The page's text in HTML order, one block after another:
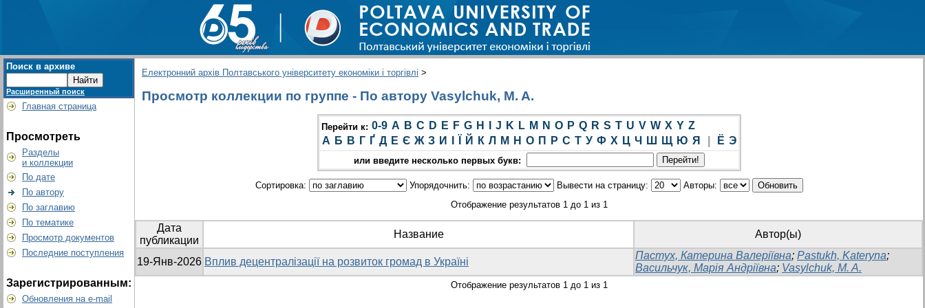
Поиск в архиве
Расширенный поиск
Главная страница
Просмотреть
Разделы
и коллекции
По дате
По автору
По заглавию
По тематике
Просмотр документов
Последние поступления
Зарегистрированным:
Обновления на e-mail
Електронний архів Полтавського університету економіки і торгівлі >
Просмотр коллекции по группе - По автору Vasylchuk, M. A.
Перейти к: 0-9 A B C D E F G H J K L M N O P Q R S T U V W X Y Z
А Б В Г Ґ Д Е Є Ж З И Й К Л М Н О П Р С Т У Ф Х Ц Ч Ш Щ Ю Я Ё Э
или введите несколько первых букв:
Сортировка: Упорядочнить: Вывести на страницу:
Авторы:
Отображение результатов 1 до 1 из 1
Дата
публикации
Название Автор(ы)
19-Янв-2026 Вплив децентралізації на розвиток громад в Україні
Пастух, Катерина Валеріївна; Pastukh, Kateryna;
Васильчук, Марія Андріївна; Vasylchuk, M. A.
Отображение результатов 1 до 1 из 1